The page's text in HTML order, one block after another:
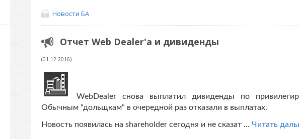
Новости БА
Отчет Web Dealer'a и дивиденды
(01.12.2016)
WebDealer снова выплатил дивиденды по
Обычным "дольщкам" в очередной раз отказали в выплатах.
Новость появилась на shareholder сегодня и не сказат ... Читать